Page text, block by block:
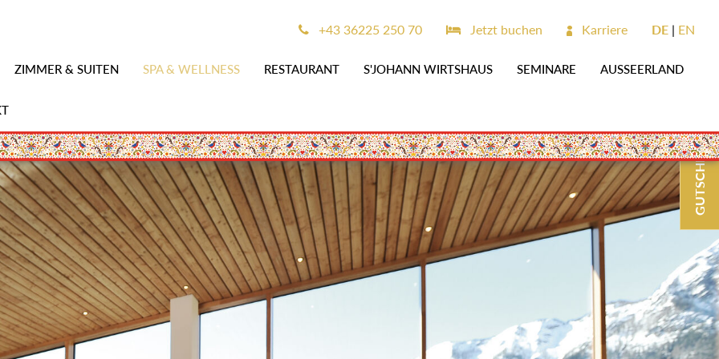
ZIMMER & SUITEN SPA & WELLNESS RESTAURANT S'JOHANN WIRTSHAUS SEMINARE AUSSEERLAND
+43 36225 250 70 Jetzt buchen Karriere DE EN
GUTSCHEINE